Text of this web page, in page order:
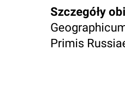
Szczegóły
Primis